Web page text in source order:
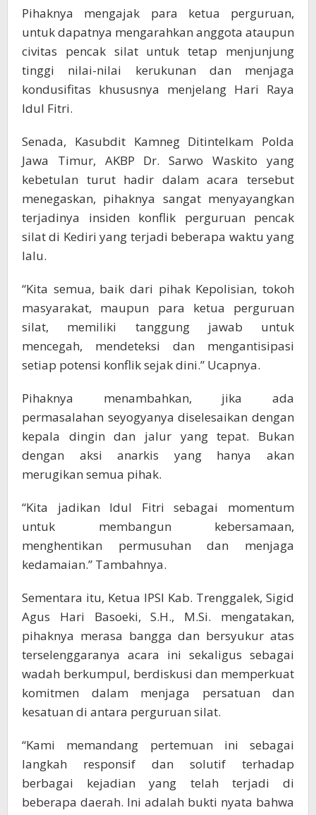
Pihaknya mengajak para ketua perguruan,
untuk dapatnya mengarahkan anggota ataupun
civitas pencak silat untuk tetap menjunjung
tinggi nilai-nilai kerukunan dan menjaga
kondusifitas khususnya menjelang Hari Raya
Idul Fitri.
Senada, Kasubdit Kamneg Ditintelkam Polda
Jawa Timur, AKBP Dr. Sarwo Waskito yang
kebetulan turut hadir dalam acara tersebut
menegaskan, pihaknya sangat menyayangkan
terjadinya insiden konflik perguruan pencak
silat di Kediri yang terjadi beberapa waktu yang
lalu.
“Kita semua, baik dari pihak Kepolisian, tokoh
masyarakat, maupun para ketua perguruan
silat, memiliki tanggung jawab untuk
mencegah, mendeteksi dan mengantisipasi
setiap potensi konflik sejak dini.” Ucapnya.
Pihaknya menambahkan, jika ada
permasalahan seyogyanya diselesaikan dengan
kepala dingin dan jalur yang tepat. Bukan
dengan aksi anarkis yang hanya akan
merugikan semua pihak.
“Kita jadikan Idul Fitri sebagai momentum
untuk membangun kebersamaan,
menghentikan permusuhan dan menjaga
kedamaian.” Tambahnya.
Sementara itu, Ketua IPSI Kab. Trenggalek, Sigid
Agus Hari Basoeki, S.H., M.Si. mengatakan,
pihaknya merasa bangga dan bersyukur atas
terselenggaranya acara ini sekaligus sebagai
wadah berkumpul, berdiskusi dan memperkuat
komitmen dalam menjaga persatuan dan
kesatuan di antara perguruan silat.
“Kami memandang pertemuan ini sebagai
langkah responsif dan solutif terhadap
berbagai kejadian yang telah terjadi di
beberapa daerah. Ini adalah bukti nyata bahwa